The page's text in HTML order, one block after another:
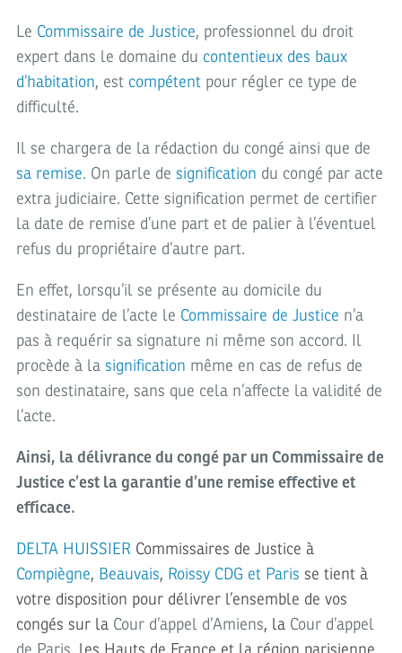
Le Commissaire de Justice, professionnel du droit
expert dans le domaine du contentieux des baux
d’habitation, est compétentpour régler ce type de
difficulté.
Il se chargera de la rédaction du congé ainsi que de
sa remise. On parle de signification du congé par acte
extra judiciaire. Cette signification permet de certifier
la date de remise d’une part et de palier à l’éventuel
refus du propriétaire d’autre part.
En effet, lorsqu’il se présente au domicile du
destinataire de l’acte le Commissaire de Justice n’a
pas à requérir sa signature ni même son accord. Il
procède à la signification même en cas de refus de
son destinataire, sans que cela n’affecte la validité de
l’acte.
Ainsi, la délivrance du congé par un Commissaire de
Justice c’est la garantie d’une remise effective et
efficace.
DELTA HUISSIER Commissaires de Justice à
Compiègne, Beauvais, Roissy CDG et Paris se tient à
votre disposition pour délivrer l’ensemble de vos
congés sur la Cour d’appel d’Amiens, la Cour d’appel
de Paris, les Hauts de France et la région parisienne.